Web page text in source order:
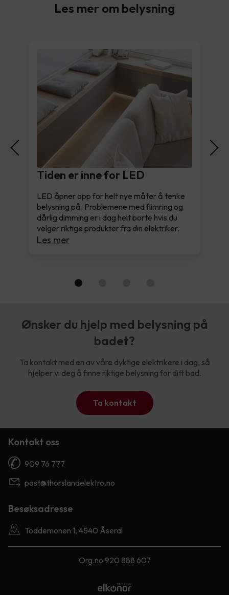
Les mer om belysning
Tiden er inne for LED
LED åpner opp for helt nye måter å tenke
belysning på. Problemene med flimring og
dårlig dimming er i dag helt borte hvis du
velger riktige produkter fra din elektriker.
Les mer
Ønsker du hjelp med belysning på
badet?
Ta kontakt med en av våre dyktige elektrikere i dag, så
hjelper vi deg å finne riktige belysning for ditt bad.
Ta kontakt
Kontakt oss
909 76 777
post@thorslandelektro.no
Besøksadresse
Toddemonen 1, 4540 Åseral
Org.no 920 888 607